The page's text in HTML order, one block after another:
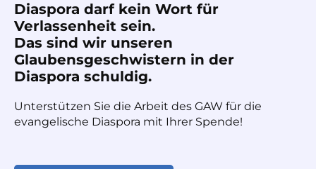
Diaspora darf kein Wort für
Verlassenheit sein.
Das sind wir unseren
Glaubensgeschwistern in der
Diaspora schuldig.
Unterstützen Sie die Arbeit des GAW für die
evangelische Diaspora mit Ihrer Spende!